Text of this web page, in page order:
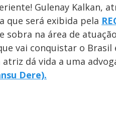
Gulenay Kalkan,
que será exibida pela
sobra na área de
vai conquistar o
atriz dá vida a uma
Dere).